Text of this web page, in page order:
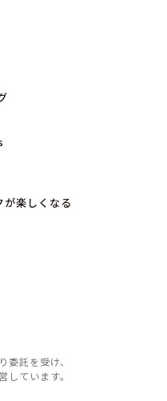
楽しくなる
託を受け、
しています。